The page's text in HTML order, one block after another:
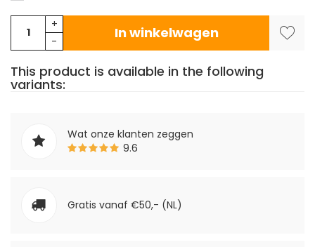
+
-
In winkelwagen
This product is available in the following
variants:
Wat onze klanten zeggen
9.6
Gratis vanaf €50,- (NL)